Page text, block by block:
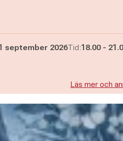
september 2026Tid:Pågår
18.00 - och
Läs mer och